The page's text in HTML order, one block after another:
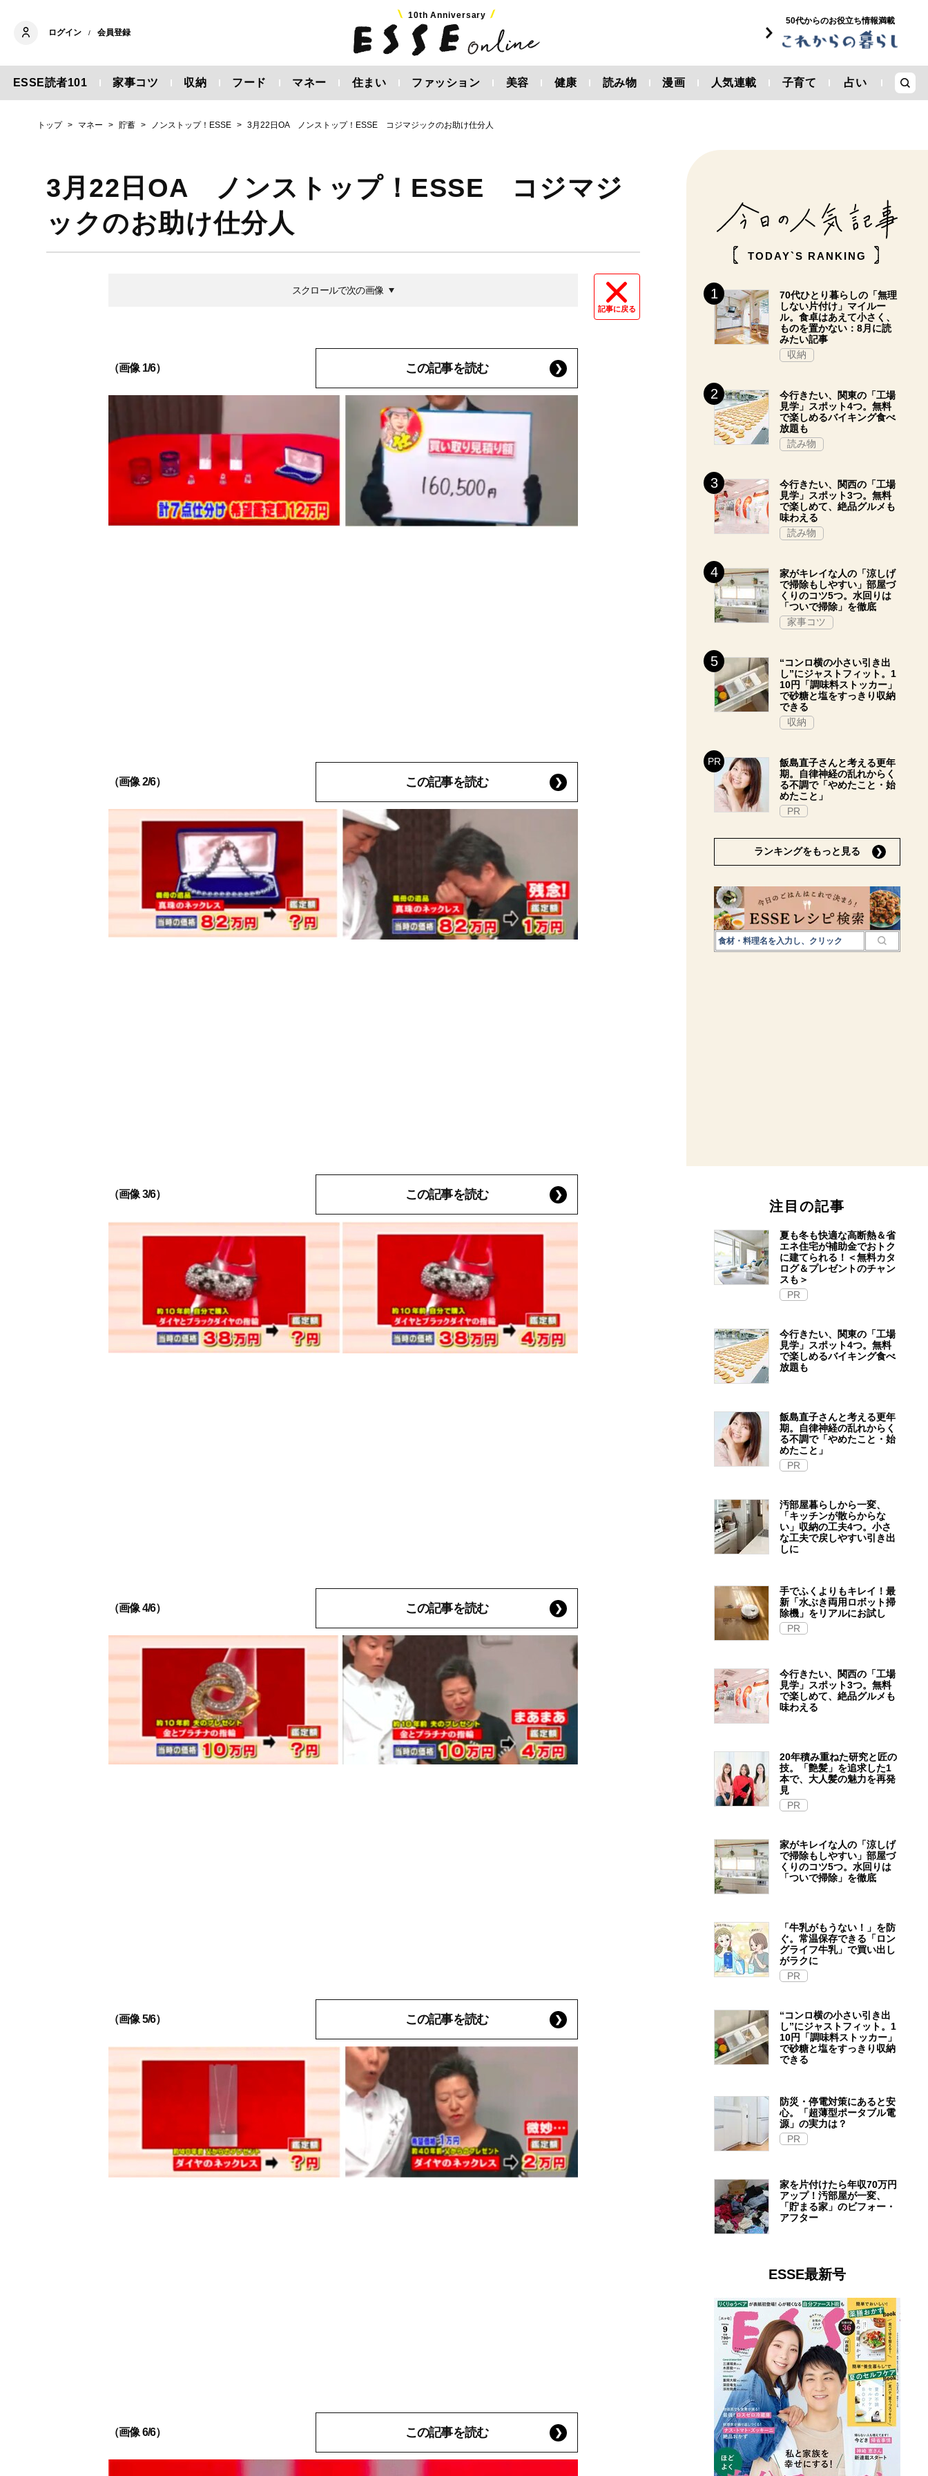
ログイン / 会員登録
10th Anniversary
50代からのお役立ち情報満載
ESSE読者101 家事コツ 収納 フード マネー 住まい ファッション 美容 健康 読み物 漫画 人気連載 子育て 占い
トップ マネー 貯蓄 ノンストップ！ESSE 3月22日OA ノンストップ！ESSE コジマジックのお助け仕分人
3月22日OA ノンストップ！ESSE コジマジ
ックのお助け仕分人
記事に戻る
スクロールで次の画像
（画像 1/6） この記事を読む
（画像 2/6） この記事を読む
（画像 3/6） この記事を読む
（画像 4/6） この記事を読む
（画像 5/6） この記事を読む
（画像 6/6） この記事を読む
TODAY`S RANKING
70代ひとり暮らしの「無理
しない片付け」マイルー
ル。食卓はあえて小さく、
ものを置かない：8月に読
みたい記事
収納
今行きたい、関東の「工場
見学」スポット4つ。無料
で楽しめるバイキング食べ
放題も
読み物
今行きたい、関西の「工場
見学」スポット3つ。無料
で楽しめて、絶品グルメも
味わえる
読み物
家がキレイな人の「涼しげ
で掃除もしやすい」部屋づ
くりのコツ5つ。水回りは
「ついで掃除」を徹底
家事コツ
“コンロ横の小さい引き出
し”にジャストフィット。1
10円「調味料ストッカー」
で砂糖と塩をすっきり収納
できる
収納
飯島直子さんと考える更年
期。自律神経の乱れからく
る不調で「やめたこと・始
めたこと」
PR
ランキングをもっと見る
注目の記事
夏も冬も快適な高断熱＆省
エネ住宅が補助金でおトク
に建てられる！＜無料カタ
ログ＆プレゼントのチャン
スも＞
PR
今行きたい、関東の「工場
見学」スポット4つ。無料
で楽しめるバイキング食べ
放題も
飯島直子さんと考える更年
期。自律神経の乱れからく
る不調で「やめたこと・始
めたこと」
PR
汚部屋暮らしから一変、
「キッチンが散らからな
い」収納の工夫4つ。小さ
な工夫で戻しやすい引き出
しに
手でふくよりもキレイ！最
新「水ぶき両用ロボット掃
除機」をリアルにお試し
PR
今行きたい、関西の「工場
見学」スポット3つ。無料
で楽しめて、絶品グルメも
味わえる
20年積み重ねた研究と匠の
技。「艶髪」を追求した1
本で、大人髪の魅力を再発
見
PR
家がキレイな人の「涼しげ
で掃除もしやすい」部屋づ
くりのコツ5つ。水回りは
「ついで掃除」を徹底
「牛乳がもうない！」を防
ぐ。常温保存できる「ロン
グライフ牛乳」で買い出し
がラクに
PR
“コンロ横の小さい引き出
し”にジャストフィット。1
10円「調味料ストッカー」
で砂糖と塩をすっきり収納
できる
防災・停電対策にあると安
心。「超薄型ポータブル電
源」の実力は？​
PR
家を片付けたら年収70万円
アップ！汚部屋が一変、
「貯まる家」のビフォー・
アフター
ESSE最新号